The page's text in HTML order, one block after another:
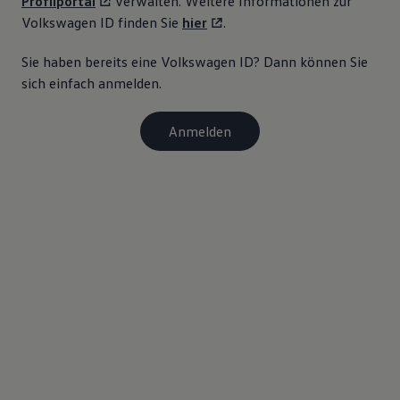
Magazin
Lifestyle
Familie
Elektromobilität
Pannen- und Unfallhilfe
Volkswagen Kundenbetreuung
Volkswagen ID finden Sie hier .
Sie haben bereits eine Volkswagen ID? Dann können Sie
sich einfach anmelden.
Anmelden